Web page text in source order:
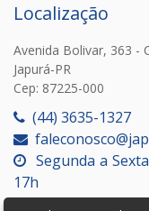
Localização
Avenida Bolivar, 363 -
Japurá-PR
Cep: 87225-000
(44) 3635-1327
Segunda a
17h